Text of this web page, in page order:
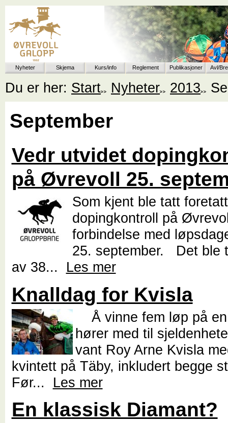
Nyheter Skjema Kurs/info Reglement Publikasjoner Avl/
Du er her: Start Nyheter 2013
September
Vedr utvidet
på Øvrevoll 25.
Som kjent ble tatt
dopingkontroll på
forbindelse med
25. september. Det ble
av 38... Les mer
Knalldag for Kvisla
Å vinne fem løp på
hører med til
vant Roy Arne Kvisla
kvintett på Täby, inkludert begge
Før... Les mer
En klassisk Diamant?